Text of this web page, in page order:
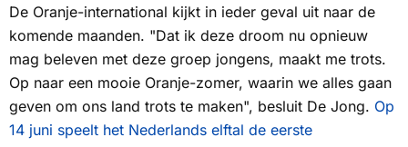
De Oranje-international kijkt in ieder geval uit naar de
komende maanden. "Dat ik deze droom nu opnieuw
mag beleven met deze groep jongens, maakt me trots.
Op naar een mooie Oranje-zomer, waarin we alles gaan
geven om ons land trots te maken", besluit De Jong. Op
14 juni speelt het Nederlands elftal de eerste